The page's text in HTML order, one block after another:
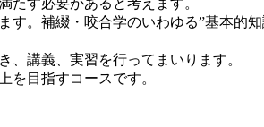
す必要があると考えます。
。補綴・咬合学のいわゆる”基本的
講義、実習を行ってまいります。
を目指すコースです。